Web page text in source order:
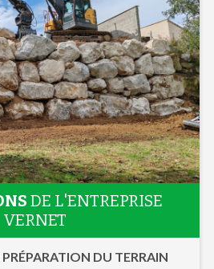
DE L'ENTREPRISE
VERNET
PRÉPARATION DU TERRAIN